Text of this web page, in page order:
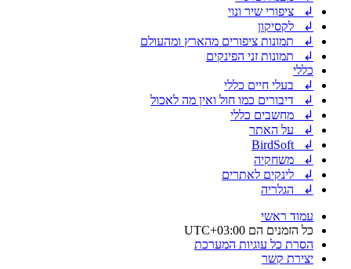
↲ ציפורי שיר ונוי
↲ לקסיקון
↲ תמונות ציפורים מהארץ ומהעולם
↲ תמונות זני הפינקים
כללי
↲ בעלי חיים כללי
↲ דיבורים כמו חול ואין מה לאכול
↲ מחשבים כללי
↲ על האתר
↲ BirdSoft
↲ משחקיה
↲ לינקים לאתרים
↲ הגלריה
עמוד ראשי
כל הזמנים הם UTC+03:00
הסרת כל עוגיות המערכת
יצירת קשר